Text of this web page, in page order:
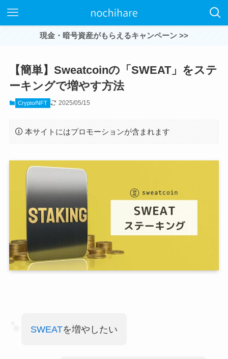
現金・暗号資産がもらえるキャンペーン >>
【簡単】Sweatcoinの「SWEAT」をステ
ーキングで増やす方法
Crypto/NFT 2025/05/15
本サイトにはプロモーションが含まれます
SWEATを増やしたい